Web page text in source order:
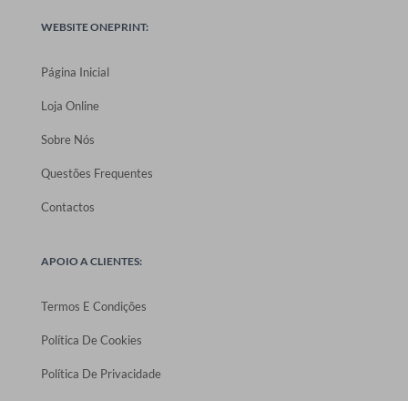
WEBSITE ONEPRINT:
Página Inicial
Loja Online
Sobre Nós
Questões Frequentes
Contactos
APOIO A CLIENTES:
Termos E Condições
Política De Cookies
Política De Privacidade